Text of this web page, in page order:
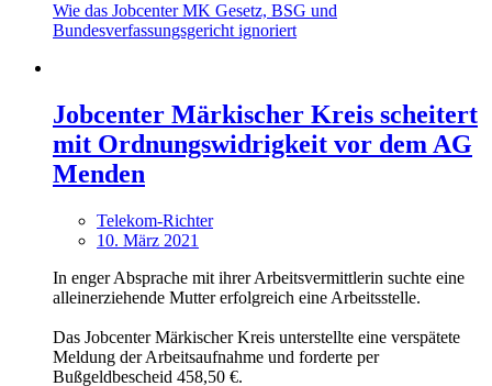
Wie das Jobcenter MK Gesetz, BSG und
Bundesverfassungsgericht ignoriert
Jobcenter Märkischer Kreis scheitert
mit Ordnungswidrigkeit vor dem AG
Menden
Telekom-Richter
10. März 2021
In enger Absprache mit ihrer Arbeitsvermittlerin suchte eine
alleinerziehende Mutter erfolgreich eine Arbeitsstelle.
Das Jobcenter Märkischer Kreis unterstellte eine verspätete
Meldung der Arbeitsaufnahme und forderte per
Bußgeldbescheid 458,50 €.